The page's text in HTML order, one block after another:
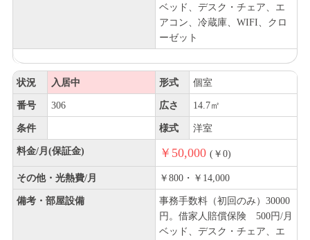
ベッド、デスク・チェア、エ
アコン、冷蔵庫、WIFI、クロ
ーゼット
状況 入居中 形式 個室
番号 306 広さ 14.7㎡
条件 様式 洋室
料金/月(保証金) ￥50,000 (￥0)
その他・光熱費/月 ￥800・￥14,000
備考・部屋設備
事務手数料（初回のみ）30000
円。借家人賠償保険 500円/月
ベッド、デスク・チェア、エ